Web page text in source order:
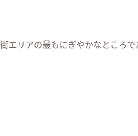
リアの最もにぎやかなところで